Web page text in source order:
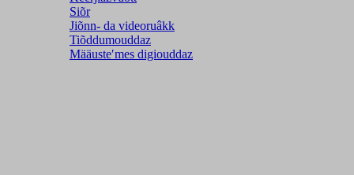
Siõr
Jiõnn- da videoruâkk
Tiõddumouddaz
Määusteʹmes digiouddaz